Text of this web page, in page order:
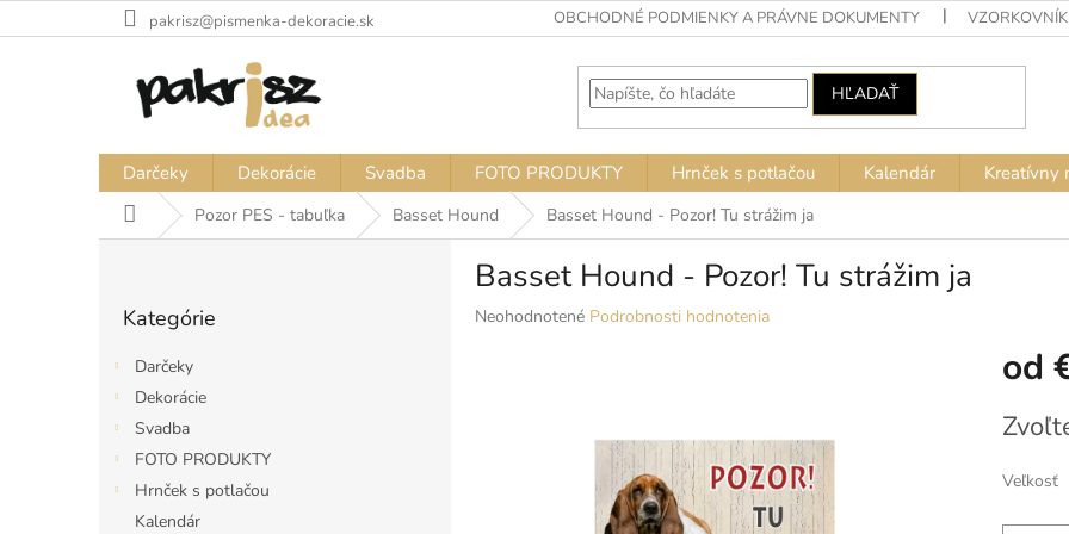
na
pakrisz@pismenka-dekoracie.sk OBCHODNÉ PODMIENKY A PRÁVNE DOKUMENTY VZORKOVNÍK
HĽADAŤ
Darčeky Dekorácie Svadba FOTO PRODUKTY Hrnček s potlačou Kalendár Kreatívny
DomovPozor PES - tabuľka Basset Hound Basset Hound - Pozor! Tu strážim ja
kategórie
Kategórie
Darčeky
Dekorácie
Svadba
FOTO PRODUKTY
Hrnček s potlačou
Kalendár
Basset Hound - Pozor! Tu strážim ja
Priemerné
Neohodnotené Podrobnosti hodnotenia
od
cena:
Veľkosť